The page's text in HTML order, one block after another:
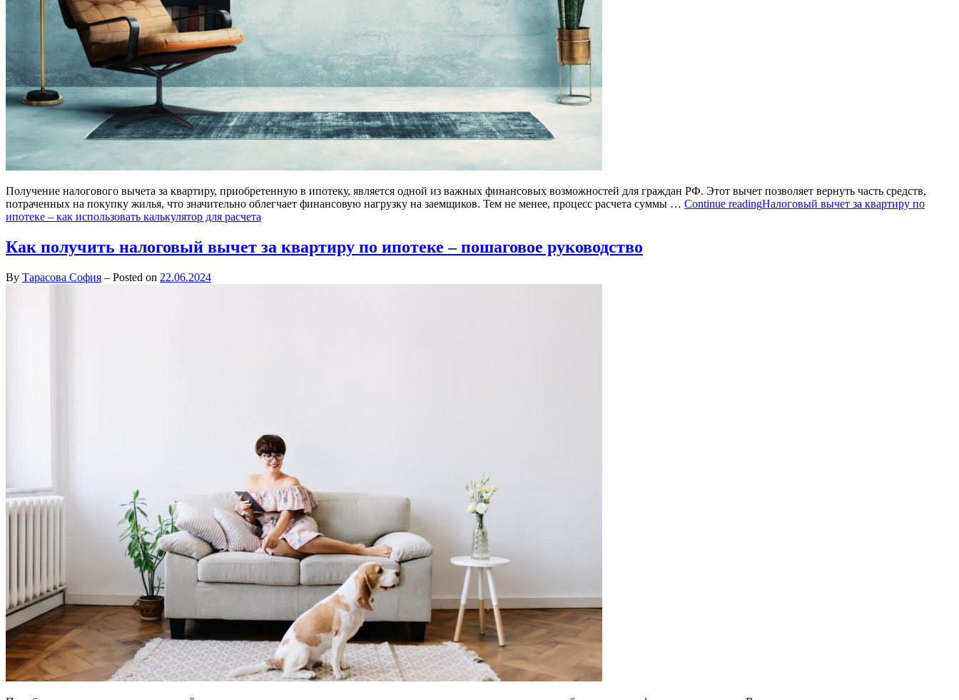
Получение налогового вычета за квартиру, приобретенную в ипотеку, является одной из важных финансовых возможностей для граждан РФ. Этот вычет позволяет вернуть часть средств,
потраченных на покупку жилья, что значительно облегчает финансовую нагрузку на заемщиков. Тем не менее, процесс расчета суммы … Continue readingНалоговый вычет за квартиру по
ипотеке – как использовать калькулятор для расчета
Как получить налоговый вычет за квартиру по ипотеке – пошаговое руководство
By Тарасова София – Posted on 22.06.2024